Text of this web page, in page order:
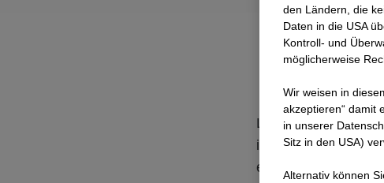
Linda studiert
im Konzern
einiges passiert!
den Ländern, die
Daten in die USA
Kontroll- und
möglicherweise
Wir weisen in
akzeptieren“ damit
in unserer
Sitz in den USA)
Alternativ können